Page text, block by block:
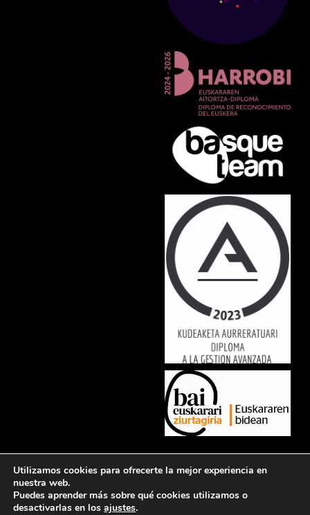
luctus nec ullamcorper mattis, pulvinar dapibus leo.
Utilizamos cookies para ofrecerte la mejor experiencia en
nuestra web.
Puedes aprender más sobre qué cookies utilizamos o
desactivarlas en los ajustes.